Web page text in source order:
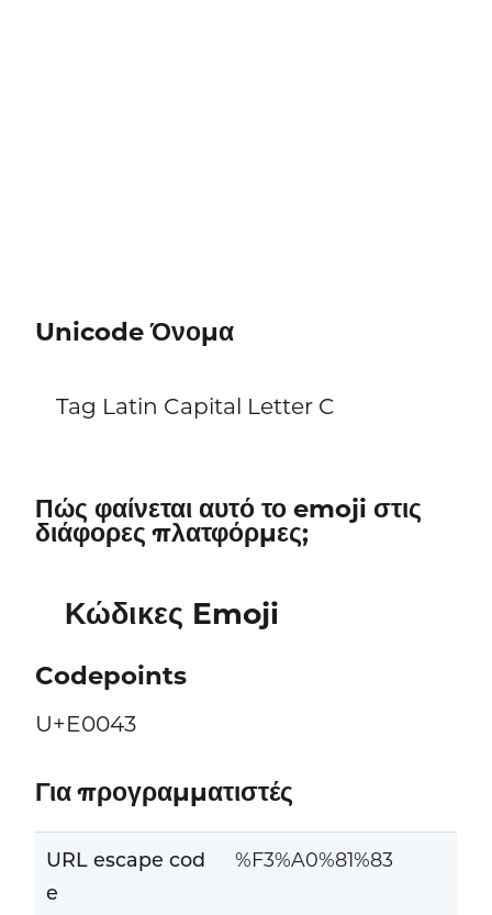
Unicode Όνομα
Tag Latin Capital Letter C
Πώς φαίνεται αυτό το emoji στις
διάφορες πλατφόρμες;
Κώδικες Emoji
Codepoints
U+E0043
Για προγραμματιστές
URL escape cod
e
%F3%A0%81%83